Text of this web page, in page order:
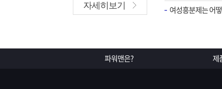
자세히보기
여성흥분제는 어
파워맨은? 제